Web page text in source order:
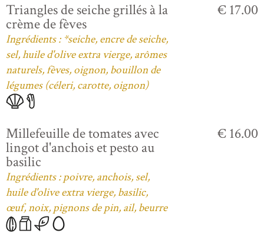
Triangles de seiche grillés à la
crème de fèves
Ingrédients : *seiche, encre de seiche,
sel, huile d'olive extra vierge, arômes
naturels, fèves, oignon, bouillon de
légumes (céleri, carotte, oignon)
€ 17.00
Millefeuille de tomates avec
lingot d'anchois et pesto au
basilic
Ingrédients : poivre, anchois, sel,
huile d'olive extra vierge, basilic,
œuf, noix, pignons de pin, ail, beurre
€ 16.00